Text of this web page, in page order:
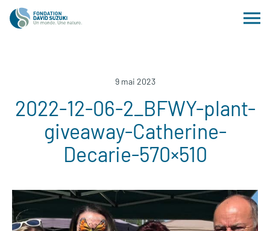
9 mai 2023
2022-12-06-2_BFWY-plant-
giveaway-Catherine-
Decarie-570×510